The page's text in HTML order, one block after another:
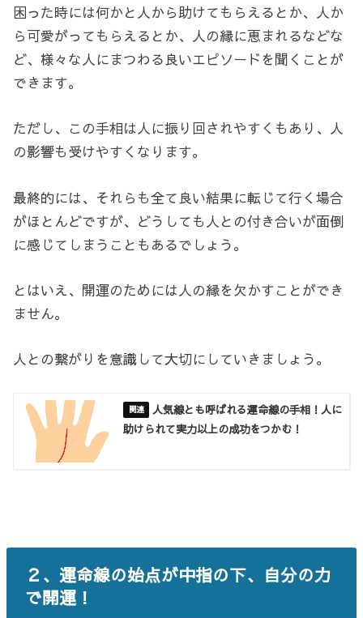
困った時には何かと人から助けてもらえるとか、人か
ら可愛がってもらえるとか、人の縁に恵まれるなどな
ど、様々な人にまつわる良いエピソードを聞くことが
できます。
ただし、この手相は人に振り回されやすくもあり、人
の影響も受けやすくなります。
最終的には、それらも全て良い結果に転じて行く場合
がほとんどですが、どうしても人との付き合いが面倒
に感じてしまうこともあるでしょう。
とはいえ、開運のためには人の縁を欠かすことができ
ません。
人との繋がりを意識して大切にしていきましょう。
人気線とも呼ばれる運命線の手相！人に
助けられて実力以上の成功をつかむ！
２、運命線の始点が中指の下、自分の力
で開運！